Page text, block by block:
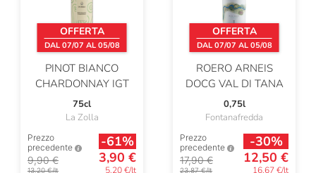
OFFERTA
DAL 07/07 AL 05/08
PINOT BIANCO
CHARDONNAY IGT
75cl
La Zolla
Prezzo
precedente
9,90 €
13,20 €/lt
-61%
3,90 €
5,20 €/lt
OFFERTA
DAL 07/07 AL 05/08
ROERO ARNEIS
DOCG VAL DI TANA
0,75l
Fontanafredda
Prezzo
precedente
17,90 €
23,87 €/lt
-30%
12,50 €
16,67 €/lt